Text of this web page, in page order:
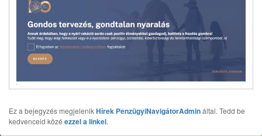
Ez a bejegyzés megjelenikHírek PenzügyiNavigátorAdmináltal. Tedd be
kedvenceid közé ezzel a linkel.